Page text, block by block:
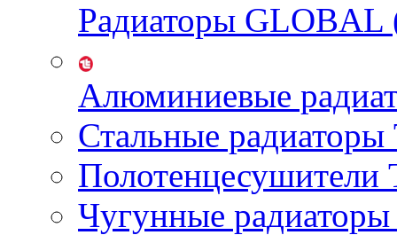
Радиаторы GLOBAL
Алюминиевые
Стальные
Чугунные